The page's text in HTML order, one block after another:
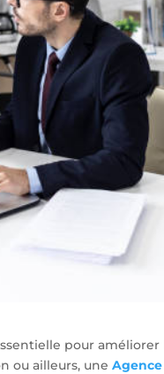
pour
ou ailleurs, une